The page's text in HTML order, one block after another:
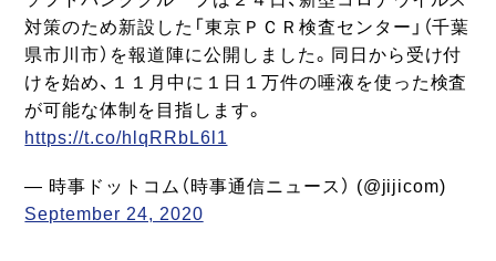
対策のため新設した「東京ＰＣＲ検査センター」（千葉
県市川市）を報道陣に公開しました。同日から受け付
けを始め、１１月中に１日１万件の唾液を使った検査
が可能な体制を目指します。
https://t.co/hlqRRbL6l1
— 時事ドットコム（時事通信ニュース） (@jijicom)
September 24, 2020